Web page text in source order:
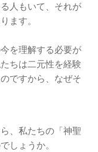
人もいて、それが
ます。
を理解する必要が
ちは二元性を経験
ですから、なぜそ
、私たちの「神聖
しょうか。